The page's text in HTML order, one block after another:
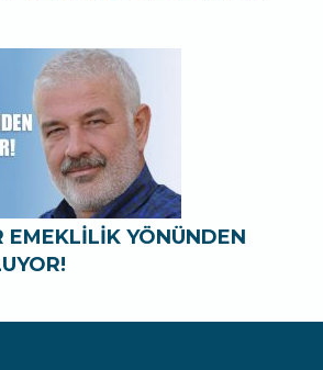
EMEKLİLİK YÖNÜNDEN